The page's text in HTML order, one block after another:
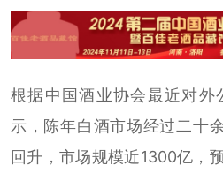
根据中国酒业协会最近对外
示，陈年白酒市场经过二十
回升，市场规模近1300亿，